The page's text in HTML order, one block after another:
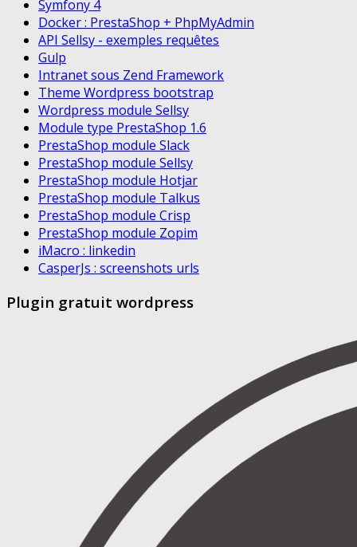
Symfony 4
Docker : PrestaShop + PhpMyAdmin
API Sellsy - exemples requêtes
Gulp
Intranet sous Zend Framework
Theme Wordpress bootstrap
Wordpress module Sellsy
Module type PrestaShop 1.6
PrestaShop module Slack
PrestaShop module Sellsy
PrestaShop module Hotjar
PrestaShop module Talkus
PrestaShop module Crisp
PrestaShop module Zopim
iMacro : linkedin
CasperJs : screenshots urls
Plugin gratuit wordpress